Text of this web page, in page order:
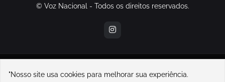
© Voz Nacional - Todos os direitos reservados.
contatovoznacional@gmail.com
"Nosso site usa cookies para melhorar sua experiência.